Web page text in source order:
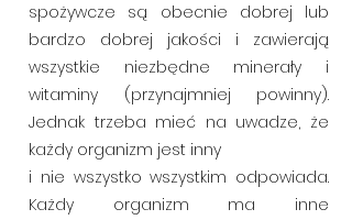
spożywcze są obecnie dobrej lub
bardzo dobrej jakości i zawierają
wszystkie niezbędne minerały i
witaminy (przynajmniej powinny).
Jednak trzeba mieć na uwadze, że
każdy organizm jest inny
i nie wszystko wszystkim odpowiada.
Każdy organizm ma inne